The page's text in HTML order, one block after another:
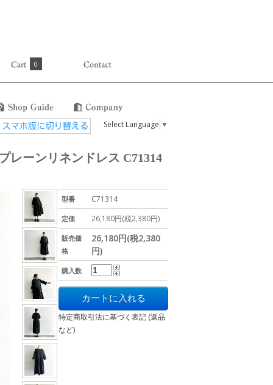
0
Select Language ▼
レーンリネンドレス C71314
型番 C71314
定価 26,180円(税2,380円)
販売価
格
26,180円(税2,380
円)
購入数
特定商取引法に基づく表記 (返品
など)